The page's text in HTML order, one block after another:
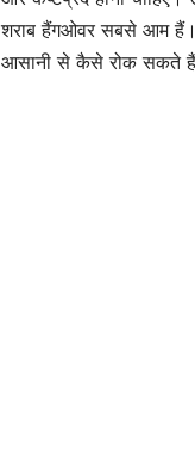
शराब हैंगओवर सबसे आम हैं।
आसानी से कैसे रोक सकते